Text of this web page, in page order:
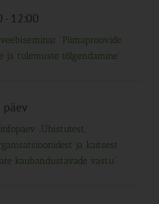
- 12:00
“Piimaproovide
ja tulemuste tõlgendamine”
päev
„Ühistutest,
ja kaitsest
kaubandustavade vastu“